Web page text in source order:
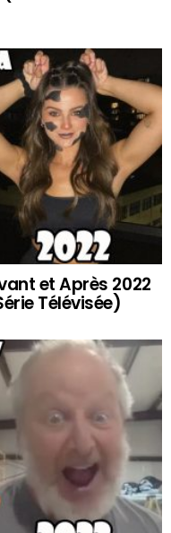
et Après 2022
Télévisée)